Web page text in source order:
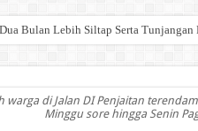
Bulan Lebih Siltap Serta Tunjangan
warga di Jalan DI Penjaitan
Minggu sore hingga Senin